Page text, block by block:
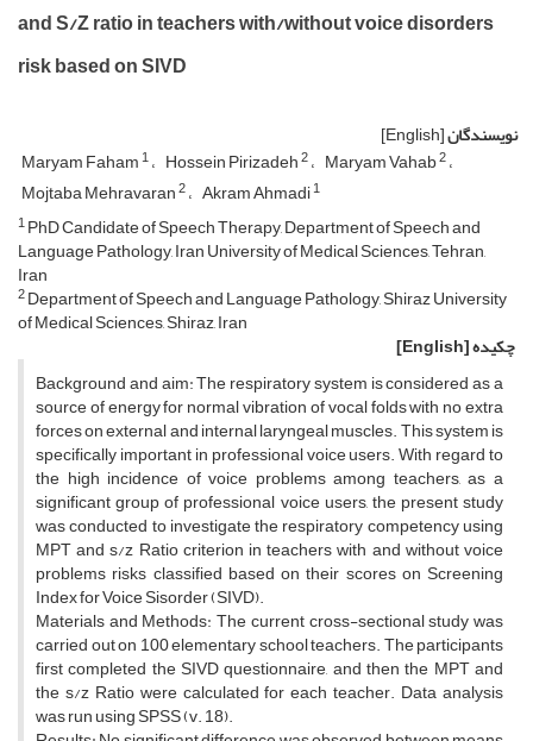
and S/Z ratio in teachers with/without voice disorders
risk based on SIVD
نویسندگان[English]
Maryam Faham1 Hossein Pirizadeh2 Maryam Vahab2
Mojtaba Mehravaran2 Akram Ahmadi1
1PhD Candidate of Speech Therapy, Department of Speech and
Language Pathology, Iran University of Medical Sciences, Tehran,
Iran
2Department of Speech and Language Pathology, Shiraz University
of Medical Sciences, Shiraz, Iran
چکیده[English]
Background and aim: The respiratory system is considered as a
source of energy for normal vibration of vocal folds with no extra
forces on external and internal laryngeal muscles. This system is
specifically important in professional voice users. With regard to
the high incidence of voice problems among teachers, as a
significant group of professional voice users, the present study
was conducted to investigate the respiratory competency using
MPT and s/z Ratio criterion in teachers with and without voice
problems risks classified based on their scores on Screening
Index for Voice Sisorder (SIVD).
Materials and Methods: The current cross-sectional study was
carried out on 100 elementary school teachers. The participants
first completed the SIVD questionnaire, and then the MPT and
the s/z Ratio were calculated for each teacher. Data analysis
was run using SPSS (v. 18).